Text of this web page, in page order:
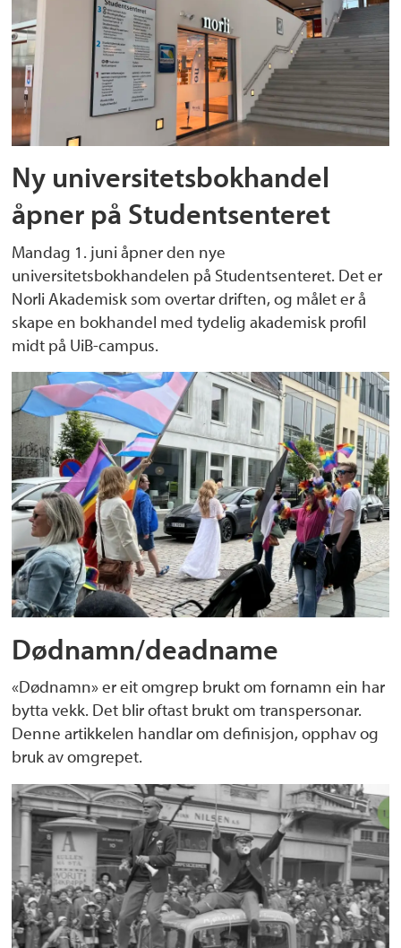
Ny universitetsbokhandel
åpner på Studentsenteret
Mandag 1. juni åpner den nye
universitetsbokhandelen på Studentsenteret. Det er
Norli Akademisk som overtar driften, og målet er å
skape en bokhandel med tydelig akademisk profil
midt på UiB-campus.
Dødnamn/deadname
«Dødnamn» er eit omgrep brukt om fornamn ein har
bytta vekk. Det blir oftast brukt om transpersonar.
Denne artikkelen handlar om definisjon, opphav og
bruk av omgrepet.